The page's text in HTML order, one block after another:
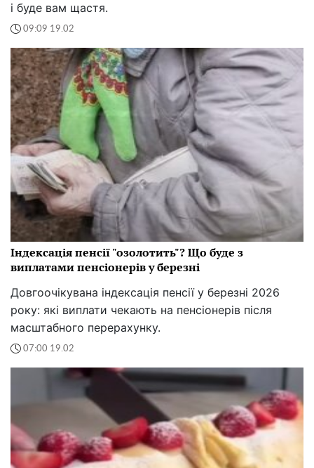
і буде вам щастя.
09:09 19.02
Індексація пенсії "озолотить"? Що буде з
виплатами пенсіонерів у березні
Довгоочікувана індексація пенсії у березні 2026
року: які виплати чекають на пенсіонерів після
масштабного перерахунку.
07:00 19.02